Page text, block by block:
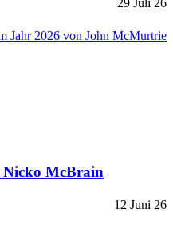
29 Juli 26
McBrain
12 Juni 26